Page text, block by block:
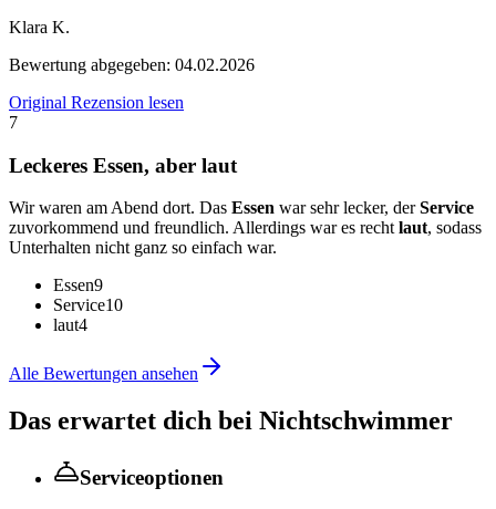
Klara K.
Bewertung abgegeben: 04.02.2026
Original Rezension lesen
7
Leckeres Essen, aber laut
Wir waren am Abend dort. Das Essen war sehr lecker, derService
zuvorkommend und freundlich. Allerdings war es recht laut, sodass
Unterhalten nicht ganz so einfach war.
Essen9
Service10
laut4
Alle Bewertungen ansehen
Das erwartet dich bei Nichtschwimmer
Serviceoptionen